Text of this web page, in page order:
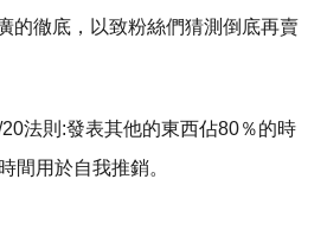
的徹底，以致粉絲們猜測倒底再賣
法則:發表其他的東西佔80％的時
間用於自我推銷。